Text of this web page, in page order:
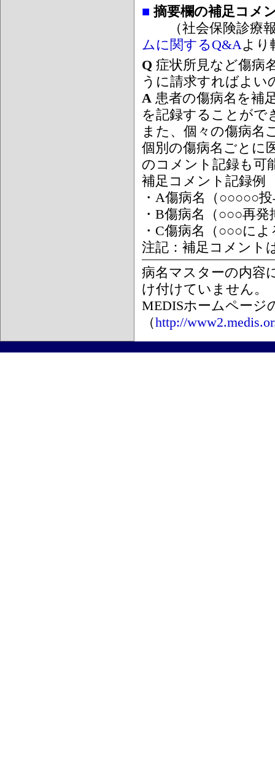
■ 摘要欄の補足コメ
（社会保険診療報
ムに関するQ&Aより
Q 症状所見など傷病
うに請求すればよい
A 患者の傷病名を補
を記録することがで
また、個々の傷病名
個別の傷病名ごとに
のコメント記録も可
補足コメント記録例
・A傷病名（○○○○○
・B傷病名（○○○再
・C傷病名（○○○に
注記：補足コメント
病名マスターの内容
け付けていません。
MEDISホームページ
（http://